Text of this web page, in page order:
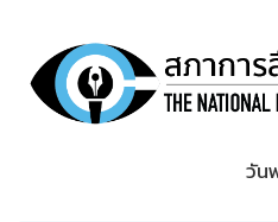
วัน